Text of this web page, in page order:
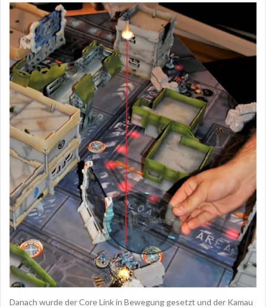
Danach wurde der Core Link in Bewegung gesetzt und der Kamau